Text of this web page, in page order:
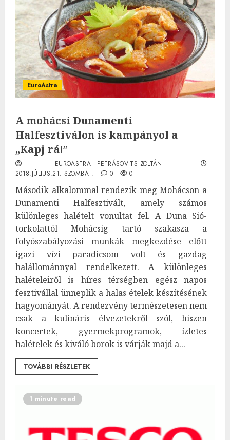
EuroAstra
A mohácsi Dunamenti
Halfesztiválon is kampányol a
„Kapj rá!”
EUROASTRA - PETRÁSOVITS ZOLTÁN
2018.JÚLIUS.21. SZOMBAT.
0 0
Második alkalommal rendezik meg Mohácson a
Dunamenti Halfesztivált, amely számos
különleges halételt vonultat fel. A Duna Sió-
torkolattól Mohácsig tartó szakasza a
folyószabályozási munkák megkezdése előtt
igazi vízi paradicsom volt és gazdag
halállománnyal rendelkezett. A különleges
halételeiről is híres térségben egész napos
fesztivállal ünneplik a halas ételek készítésének
hagyományát. A rendezvény természetesen nem
csak a kulináris élvezetekről szól, hiszen
koncertek, gyermekprogramok, ízletes
halételek és kiváló borok is várják majd a...
TOVÁBBI RÉSZLETEK
1 minute read